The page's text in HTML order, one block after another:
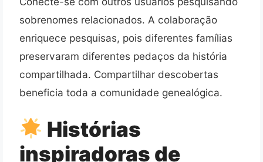
sobrenomes relacionados. A colaboração
enriquece pesquisas, pois diferentes famílias
preservaram diferentes pedaços da história
compartilhada. Compartilhar descobertas
beneficia toda a comunidade genealógica.
Histórias
inspiradoras de